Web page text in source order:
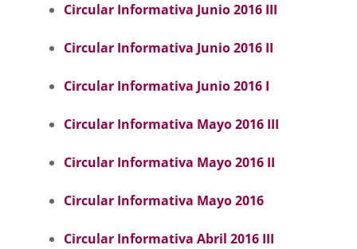
Circular Informativa Junio 2016 III
Circular Informativa Junio 2016 II
Circular Informativa Junio 2016 I
Circular Informativa Mayo 2016 III
Circular Informativa Mayo 2016 II
Circular Informativa Mayo 2016
Circular Informativa Abril 2016 III